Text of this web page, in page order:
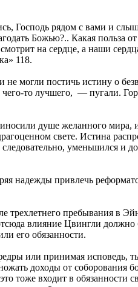
Господь рядом с вами и
Божью?.. Какая польза
на сердце, а наши
118.
могли постичь истину о
то лучшего, — пугали.
душе желанного мира,
свете. Истина
уменьшился и
надежды привлечь
трехлетнего пребывания в
влияние Цвингли должно
его обязанности.
или принимая исповедь,
доходы от соборования
тоже входит в